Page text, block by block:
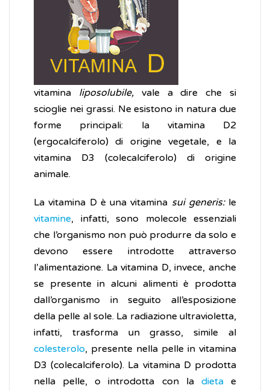
vitamina liposolubile, vale a dire che si
scioglie nei grassi. Ne esistono in natura due
forme principali: la vitamina D2
(ergocalciferolo) di origine vegetale, e la
vitamina D3 (colecalciferolo) di origine
animale.
La vitamina D è una vitamina sui generis: le
vitamine, infatti, sono molecole essenziali
che l’organismo non può produrre da solo e
devono essere introdotte attraverso
l’alimentazione. La vitamina D, invece, anche
se presente in alcuni alimenti è prodotta
dall’organismo in seguito all’esposizione
della pelle al sole. La radiazione ultravioletta,
infatti, trasforma un grasso, simile al
colesterolo, presente nella pelle in vitamina
D3 (colecalciferolo). La vitamina D prodotta
nella pelle, o introdotta con la dietae